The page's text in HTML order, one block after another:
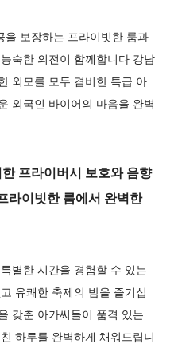
보장하는 프라이빗한 룸과
숙한 의전이 함께합니다 강남
외모를 모두 겸비한 특급 아
외국인 바이어의 마음을 완벽
프라이버시 보호와 음향
라이빗한 룸에서 완벽한
별한 시간을 경험할 수 있는
유쾌한 축제의 밤을 즐기십
갖춘 아가씨들이 품격 있는
하루를 완벽하게 채워드립니